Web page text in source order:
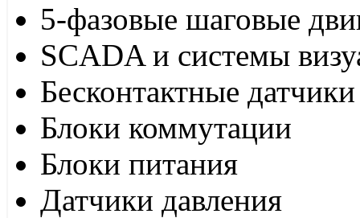
5-фазовые шаговые
SCADA и системы
Бесконтактные датчики
Блоки коммутации
Блоки питания
Датчики давления